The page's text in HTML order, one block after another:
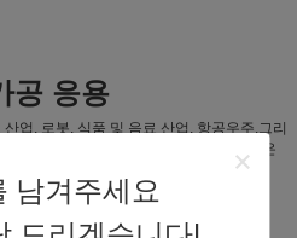
남겨주세요
공 응용
업, 로봇, 식품 및 음료 산업, 항공우주,그리
모든 산업스테인레스 스틸은 다음과 같은